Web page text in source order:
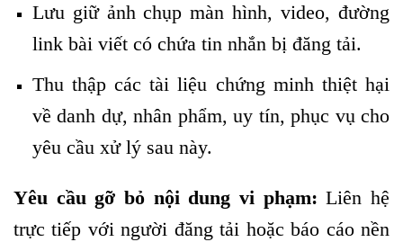
Lưu giữ ảnh chụp màn hình, video, đường
link bài viết có chứa tin nhắn bị đăng tải.
Thu thập các tài liệu chứng minh thiệt hại
về danh dự, nhân phẩm, uy tín, phục vụ cho
yêu cầu xử lý sau này.
Yêu cầu gỡ bỏ nội dung vi phạm:Liên hệ
trực tiếp với người đăng tải hoặc báo cáo nền